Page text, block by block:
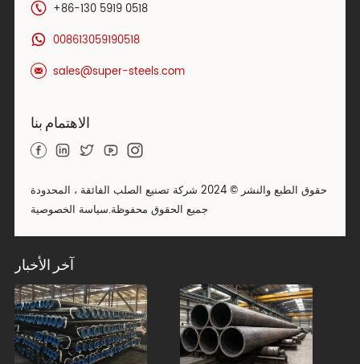
+86-130 5919 0518
008613059190518
sales@super-steels.com
الاهتمام بنا
حقوق الطبع والنشر © 2024 شركة تصنيع الصلب الفائقة ، المحدودة
جميع الحقوق محفوظة.سياسة الخصوصية
آخر الأخبار